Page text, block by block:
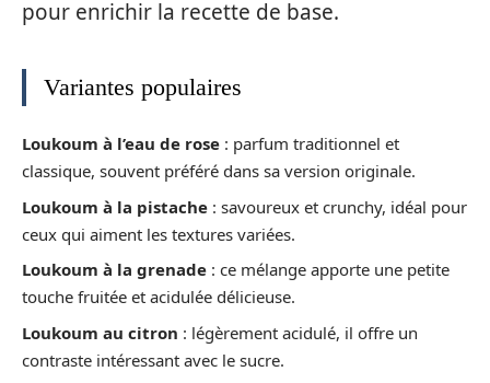
pour enrichir la recette de base.
Variantes populaires
Loukoum à l’eau de rose : parfum traditionnel et
classique, souvent préféré dans sa version originale.
Loukoum à la pistache : savoureux et crunchy, idéal pour
ceux qui aiment les textures variées.
Loukoum à la grenade : ce mélange apporte une petite
touche fruitée et acidulée délicieuse.
Loukoum au citron : légèrement acidulé, il offre un
contraste intéressant avec le sucre.